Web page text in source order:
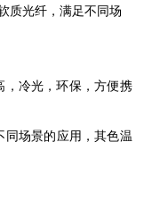
质光纤，满足不同场
，冷光，环保，方便携
同场景的应用，其色温